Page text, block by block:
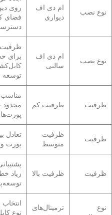
نوع نصب
ام دی اف
دیواری
روی
فضای
نوع نصب
ام دی اف
سالنی
ظرفیت
برای
توسعه
ظرفیت ظرفیت کم
مناسب
پورت‌ها
ظرفیت
ظرفیت
متوسط
تعادل
پورت
ظرفیت ظرفیت بالا
زیاد
نوع
ترمینال‌های
نوع